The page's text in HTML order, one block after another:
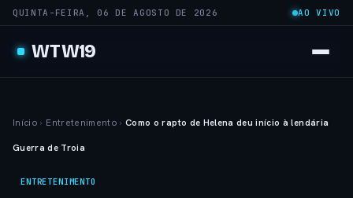
QUINTA-FEIRA, 06 DE AGOSTO DE 2026 AO VIVO
WTW19
Início › Entretenimento › Como o rapto de Helena deu início à lendária
Guerra de Troia
ENTRETENIMENTO